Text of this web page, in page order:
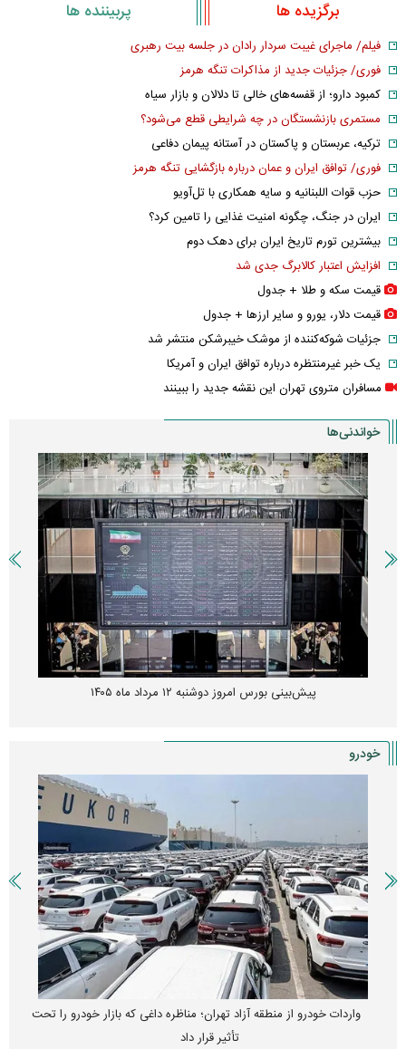
برگزیده ها پربیننده ها
فیلم/ ماجرای غیبت سردار رادان در جلسه بیت رهبری
فوری/ جزئیات جدید از مذاکرات تنگه هرمز
کمبود دارو؛ از قفسه‌های خالی تا دلالان و بازار سیاه
مستمری بازنشستگان در چه شرایطی قطع می‌شود؟
ترکیه، عربستان و پاکستان در آستانه پیمان دفاعی
فوری/ توافق ایران و عمان درباره بازگشایی تنگه هرمز
حزب قوات اللبنانیه و سایه همکاری با تل‌آویو
ایران در جنگ، چگونه امنیت غذایی را تامین کرد؟
بیشترین تورم تاریخ ایران برای دهک دوم
افزایش اعتبار کالابرگ جدی شد
قیمت سکه و طلا + جدول
قیمت دلار، یورو و سایر ارز‌ها + جدول
جزئیات شوکه‌کننده از موشک خیبرشکن منتشر شد
یک خبر غیرمنتظره درباره توافق ایران و آمریکا
مسافران متروی تهران این نقشه جدید را ببینند
خواندنی‌ها
پیش‌بینی بورس امروز دوشنبه ۱۲ مرداد ماه ۱۴۰۵
خودرو
واردات خودرو از منطقه آزاد تهران؛ مناظره داغی که بازار خودرو را تحت
تأثیر قرار داد